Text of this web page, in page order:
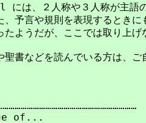
、２人称や３人称が主語の
予言や規則を表現するときに
ようだが、ここでは取り上げ
書などを読んでいる方は、ご